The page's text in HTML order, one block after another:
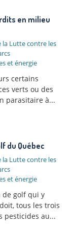
en milieu
la Lutte contre les
et énergie
certains
verts ou des
parasitaire à...
du Québec
la Lutte contre les
et énergie
de golf qui y
tous les trois
pesticides au...